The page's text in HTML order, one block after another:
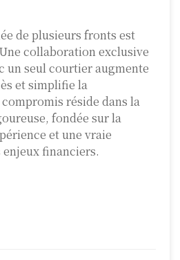
de plusieurs fronts est
collaboration exclusive
un seul courtier augmente
et simplifie la
réside dans la
fondée sur la
et une vraie
financiers.